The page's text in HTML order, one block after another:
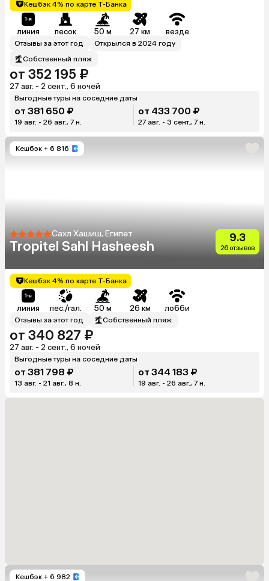
Кешбэк 4% по карте Т-Банка
линия песок 50 м 27 км везде
Отзывы за этот год
Открылся в 2024 году
Собственный пляж
от 352 195 ₽
27 авг. - 2 сент., 6 ночей
Выгодные туры на соседние даты
от 381 650 ₽
19 авг. - 26 авг., 7 н.
от 433 700 ₽
27 авг. - 3 сент., 7 н.
Кешбэк + 6 816
Сахл Хашиш, Египет
Tropitel Sahl Hasheesh
9.3
26 отзывов
Кешбэк 4% по карте Т-Банка
линия пес./гал. 50 м 26 км лобби
Отзывы за этот год Собственный пляж
от 340 827 ₽
27 авг. - 2 сент., 6 ночей
Выгодные туры на соседние даты
от 381 798 ₽
13 авг. - 21 авг., 8 н.
от 344 183 ₽
19 авг. - 26 авг., 7 н.
Кешбэк + 6 982